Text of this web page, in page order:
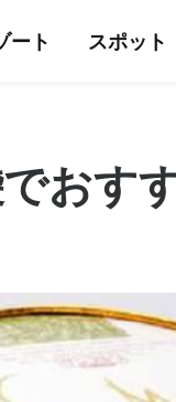
ート スポット
おす